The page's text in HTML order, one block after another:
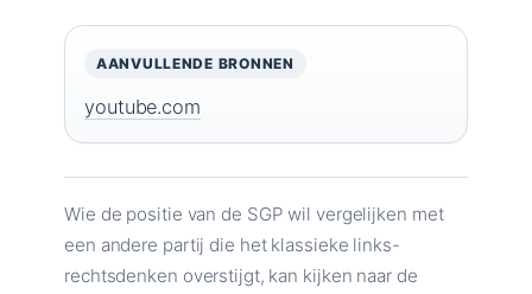
AANVULLENDE BRONNEN
youtube.com
Wie de positie van de SGP wil vergelijken met
een andere partij die het klassieke links-
rechtsdenken overstijgt, kan kijken naar de